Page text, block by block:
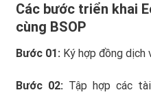
Các bước triển khai
cùng BSOP
Bước 01: Ký hợp đồng dịch
Bước 02: Tập hợp các